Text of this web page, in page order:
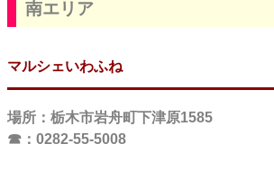
南エリア
マルシェいわふね
場所 ：栃木市岩舟町下津原1585
☎：0282-55-5008